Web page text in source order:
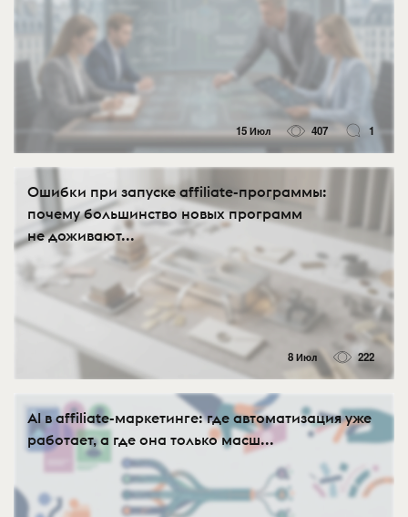
15 Июл 407 1
Ошибки при запуске affiliate-программы:
почему большинство новых программ
не доживают...
8 Июл 222
AI в affiliate-маркетинге: где автоматизация уже
работает, а где она только масш...